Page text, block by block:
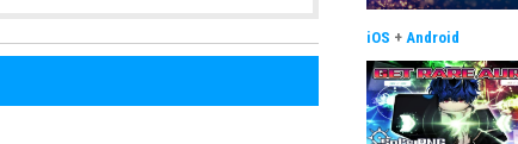
iOS + Android